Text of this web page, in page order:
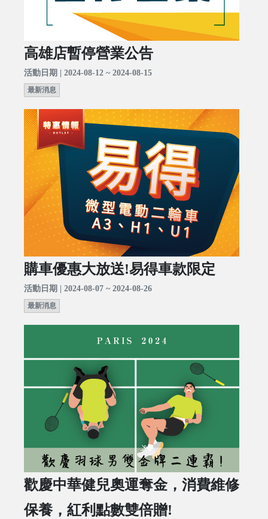
高雄店暫停營業公告
活動日期 | 2024-08-12 ~ 2024-08-15
最新消息
購車優惠大放送!易得車款限定
活動日期 | 2024-08-07 ~ 2024-08-26
最新消息
歡慶中華健兒奧運奪金，消費維修
保養，紅利點數雙倍贈!